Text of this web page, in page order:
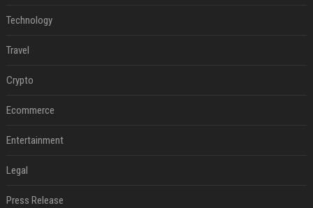
Technology
Travel
Crypto
Ecommerce
Entertainment
Legal
Press Release